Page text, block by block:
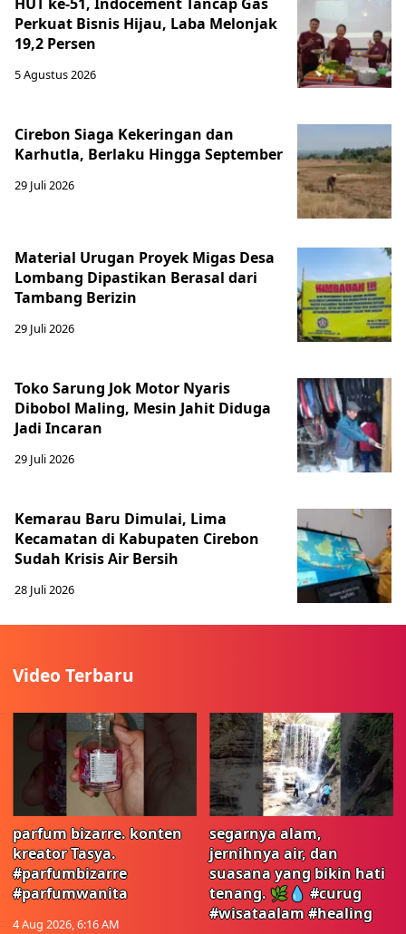
Perkuat Bisnis Hijau, Laba Melonjak
19,2 Persen
5 Agustus 2026
Cirebon Siaga Kekeringan dan
Karhutla, Berlaku Hingga September
29 Juli 2026
Material Urugan Proyek Migas Desa
Lombang Dipastikan Berasal dari
Tambang Berizin
29 Juli 2026
Toko Sarung Jok Motor Nyaris
Dibobol Maling, Mesin Jahit Diduga
Jadi Incaran
29 Juli 2026
Kemarau Baru Dimulai, Lima
Kecamatan di Kabupaten Cirebon
Sudah Krisis Air Bersih
28 Juli 2026
Video Terbaru
parfum bizarre. konten
kreator Tasya.
#parfumbizarre
#parfumwanita
4 Aug 2026, 6:16 AM
segarnya alam,
jernihnya air, dan
suasana yang bikin hati
tenang. 🌿💧 #curug
#wisataalam #healing